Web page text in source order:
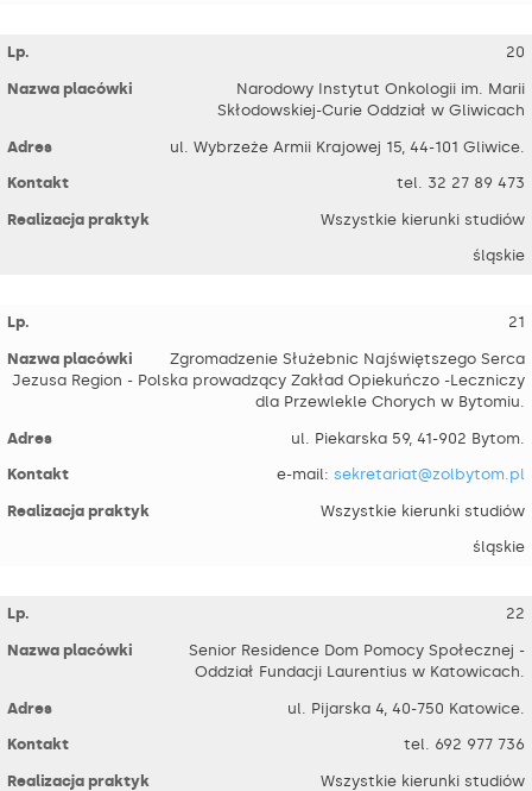
20
Narodowy Instytut Onkologii im. Marii
Skłodowskiej-Curie Oddział w Gliwicach
ul. Wybrzeże Armii Krajowej 15, 44-101 Gliwice.
tel. 32 27 89 473
Wszystkie kierunki studiów
śląskie
21
Zgromadzenie Służebnic Najświętszego Serca
Jezusa Region - Polska prowadzący Zakład Opiekuńczo -Leczniczy
dla Przewlekle Chorych w Bytomiu.
ul. Piekarska 59, 41-902 Bytom.
e-mail: sekretariat@zolbytom.pl
Wszystkie kierunki studiów
śląskie
22
Senior Residence Dom Pomocy Społecznej -
Oddział Fundacji Laurentius w Katowicach.
ul. Pijarska 4, 40-750 Katowice.
tel. 692 977 736
Wszystkie kierunki studiów